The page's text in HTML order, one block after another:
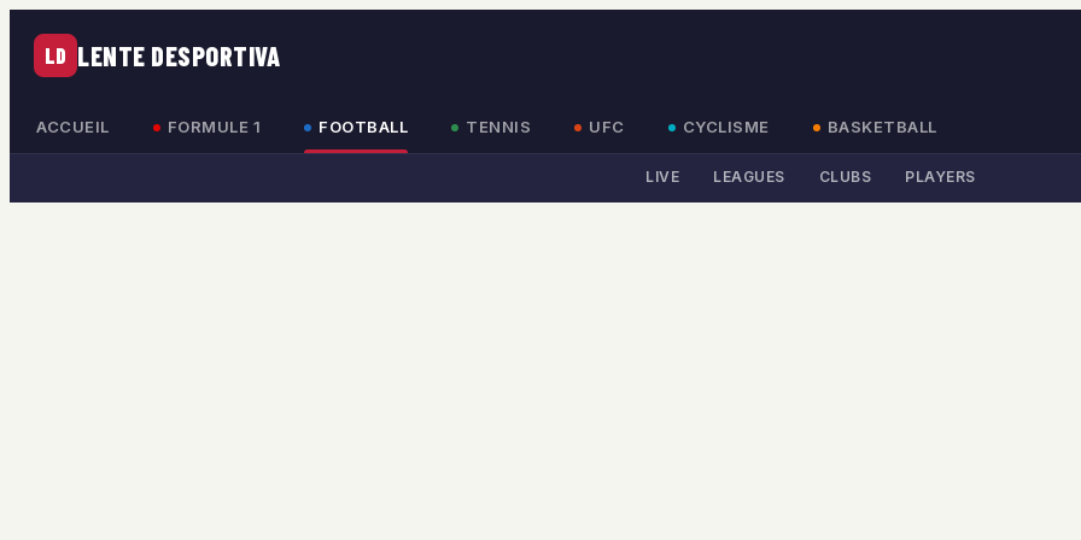
LD LENTE DESPORTIVA
ACCUEIL FORMULE 1 FOOTBALL TENNIS UFC CYCLISME BASKETBALL
LIVE LEAGUES CLUBS PLAYERS